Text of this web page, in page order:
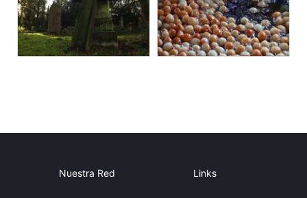
Nuestra Red Links